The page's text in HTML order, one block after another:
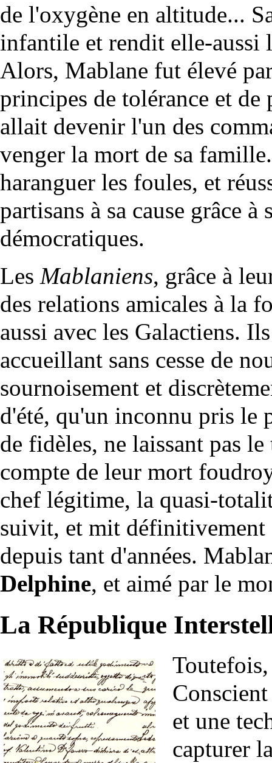
de l'oxygène en altitude...
infantile et rendit elle-aussi
Alors, Mablane fut élevé
principes de tolérance et
allait devenir l'un des
venger la mort de sa
haranguer les foules, et
partisans à sa cause grâce à
démocratiques.
Les Mablaniens, grâce à
des relations amicales à la
aussi avec les Galactiens.
accueillant sans cesse de
sournoisement et
d'été, qu'un inconnu pris le
de fidèles, ne laissant pas
compte de leur mort
chef légitime, la quasi-
suivit, et mit
depuis tant d'années.
Delphine, et aimé par le
La République
et une
capturer